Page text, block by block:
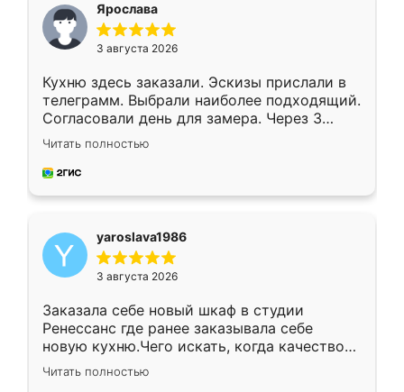
Ярослава
3 августа 2026
Кухню здесь заказали. Эскизы прислали в
телеграмм. Выбрали наиболее подходящий.
Согласовали день для замера. Через 3
недели кухня была уже готова. Остались
довольны работой. Спасибо Ренессанс
мебель за качественную работу!
Читать полностью
yaroslava1986
3 августа 2026
Заказала себе новый шкаф в студии
Ренессанс где ранее заказывала себе
новую кухню.Чего искать, когда качеством
вполне довольна. Служит кухня уже почти
два года, нареканий нет.
Читать полностью